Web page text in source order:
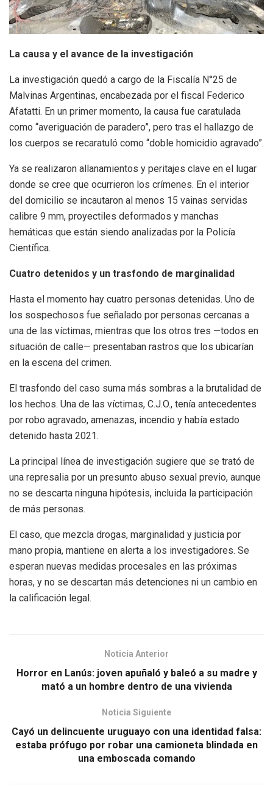
La causa y el avance de la investigación
La investigación quedó a cargo de la Fiscalía N°25 de
Malvinas Argentinas, encabezada por el fiscal Federico
Afatatti. En un primer momento, la causa fue caratulada
como “averiguación de paradero”, pero tras el hallazgo de
los cuerpos se recaratuló como “doble homicidio agravado”.
Ya se realizaron allanamientos y peritajes clave en el lugar
donde se cree que ocurrieron los crímenes. En el interior
del domicilio se incautaron al menos 15 vainas servidas
calibre 9 mm, proyectiles deformados y manchas
hemáticas que están siendo analizadas por la Policía
Científica.
Cuatro detenidos y un trasfondo de marginalidad
Hasta el momento hay cuatro personas detenidas. Uno de
los sospechosos fue señalado por personas cercanas a
una de las víctimas, mientras que los otros tres —todos en
situación de calle— presentaban rastros que los ubicarían
en la escena del crimen.
El trasfondo del caso suma más sombras a la brutalidad de
los hechos. Una de las víctimas, C.J.O., tenía antecedentes
por robo agravado, amenazas, incendio y había estado
detenido hasta 2021.
La principal línea de investigación sugiere que se trató de
una represalia por un presunto abuso sexual previo, aunque
no se descarta ninguna hipótesis, incluida la participación
de más personas.
El caso, que mezcla drogas, marginalidad y justicia por
mano propia, mantiene en alerta a los investigadores. Se
esperan nuevas medidas procesales en las próximas
horas, y no se descartan más detenciones ni un cambio en
la calificación legal.
Noticia Anterior
Horror en Lanús: joven apuñaló y baleó a su madre y
mató a un hombre dentro de una vivienda
Noticia Siguiente
Cayó un delincuente uruguayo con una identidad falsa:
estaba prófugo por robar una camioneta blindada en
una emboscada comando